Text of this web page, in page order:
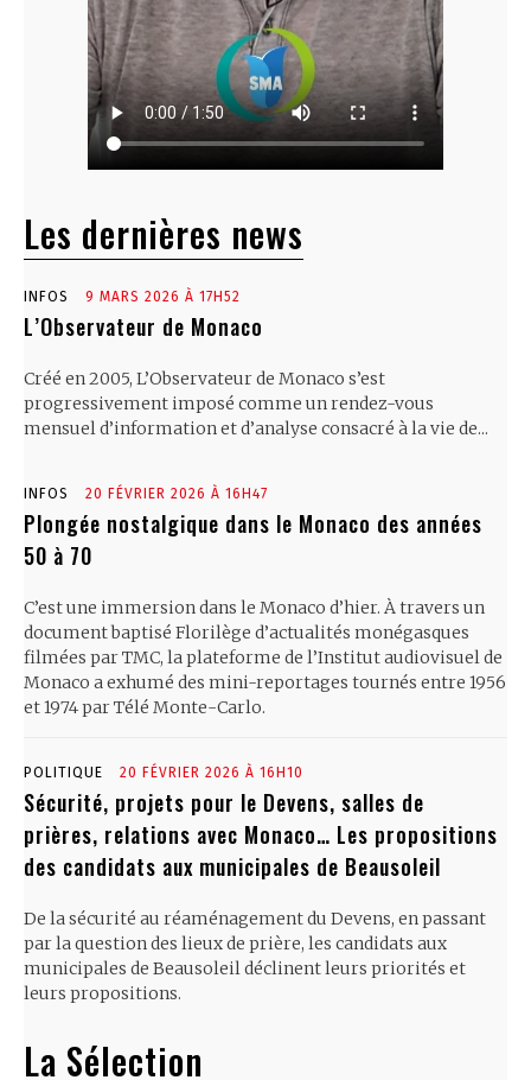
Les dernières news
INFOS 9 MARS 2026 À 17H52
L’Observateur de Monaco
Créé en 2005, L’Observateur de Monaco s’est
progressivement imposé comme un rendez-vous
mensuel d’information et d’analyse consacré à la vie de...
INFOS 20 FÉVRIER 2026 À 16H47
Plongée nostalgique dans le Monaco des années
50 à 70
C’est une immersion dans le Monaco d’hier. À travers un
document baptisé Florilège d’actualités monégasques
filmées par TMC, la plateforme de l’Institut audiovisuel de
Monaco a exhumé des mini-reportages tournés entre 1956
et 1974 par Télé Monte-Carlo.
POLITIQUE 20 FÉVRIER 2026 À 16H10
Sécurité, projets pour le Devens, salles de
prières, relations avec Monaco… Les propositions
des candidats aux municipales de Beausoleil
De la sécurité au réaménagement du Devens, en passant
par la question des lieux de prière, les candidats aux
municipales de Beausoleil déclinent leurs priorités et
leurs propositions.
La Sélection